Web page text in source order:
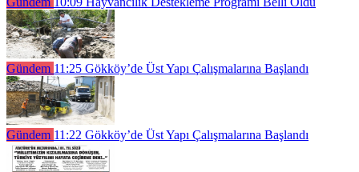
Gündem 11:25 Gökköy’de Üst Yapı Çalışmalarına Başlandı
Gündem 11:22 Gökköy’de Üst Yapı Çalışmalarına Başlandı